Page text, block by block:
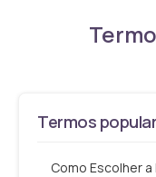
Termos
Como Escolher